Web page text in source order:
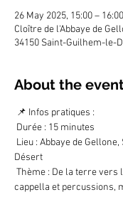
26 May 2025, 15:00 – 16:00
Cloître de l'Abbaye de
34150 Saint-Guilhem-le-
About the
📌 Infos pratiques :
Durée : 15 minutes
Désert
cappella et percussions,